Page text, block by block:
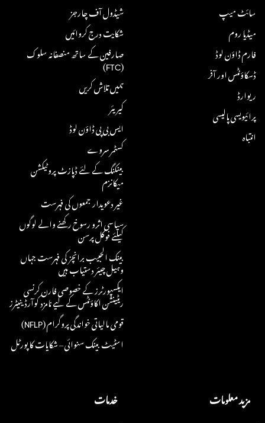
سائٹ میپ
میڈیا روم
فارم ڈاؤن لوڈ
ڈسکاؤنٹس اور آفر
ریوارڈ
پرائیویسی پالیسی
انتباہ
شیڈول آف چارجز
شکایت درج کروائیں
صارفین کے ساتھ منصفانہ سلوک
(FTC)
ہمیں تلاش کریں
کیریئر
ایس بی پی ڈاؤن لوڈ
کسٹمر سروے
بینکنگ کے لئے ڈپازٹ پروٹیکشن
میکانزم
غیر دعویدار جمعوں کی فہرست
سیاسی اثرو رسوخ رکھنے والے لوگوں
کیلئے فوکل پرسن
بینک الحبیب برانچز کی فہرست جہاں
وہیل چیئر دستیاب ہیں
ایکسپورٹرز کے خصوصی فارن کرنسی
ریٹینشن اکاؤنٹس کے لیے نامزد کوآرڈینیٹرز
قومی مالیاتی خواندگی پروگرام (NFLP)
اسٹیٹ بینک سنوائی – شکایات کا پورٹل
مزید معلومات خدمات